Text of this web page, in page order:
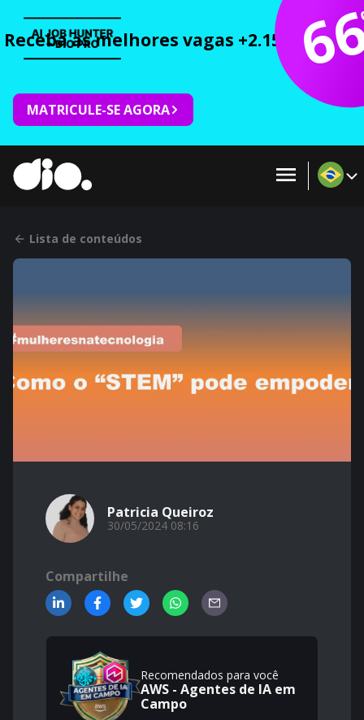
Receba as melhores vagas +2.150 cursos
MATRICULE-SE AGORA
Lista de conteúdos
Patricia Queiroz
30/05/2024 08:16
Compartilhe
Recomendados para você
AWS - Agentes de IA em
Campo